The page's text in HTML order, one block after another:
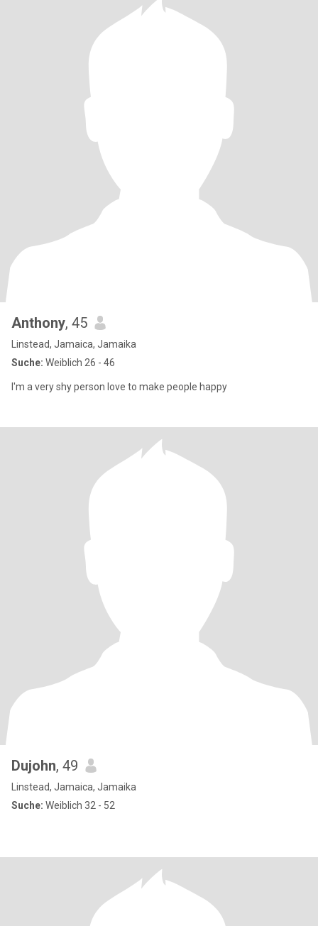
Anthony, 45
Linstead, Jamaica, Jamaika
Suche: Weiblich 26 - 46
I'm a very shy person love to make people happy
Dujohn, 49
Linstead, Jamaica, Jamaika
Suche: Weiblich 32 - 52